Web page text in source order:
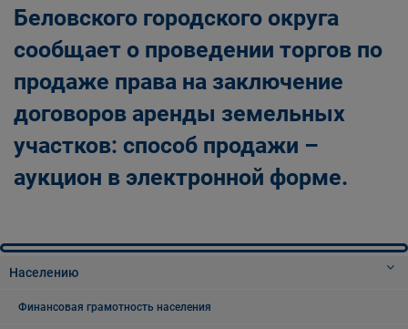
Беловского городского округа
сообщает о проведении торгов по
продаже права на заключение
договоров аренды земельных
участков: способ продажи –
аукцион в электронной форме.
Населению
Финансовая грамотность населения